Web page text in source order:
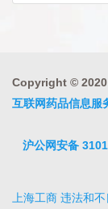
Copyright ©
互联网药品信息服
沪公网安备
上海工商 违法和